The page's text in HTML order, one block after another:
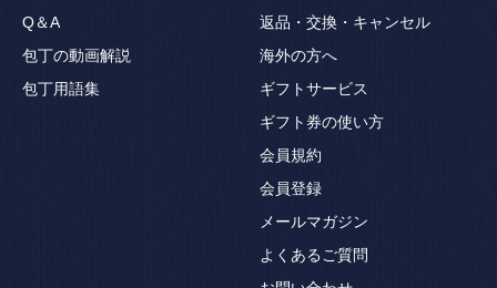
Q＆A
包丁の動画解説
包丁用語集
返品・交換・キャンセル
海外の方へ
ギフトサービス
ギフト券の使い方
会員規約
会員登録
メールマガジン
よくあるご質問